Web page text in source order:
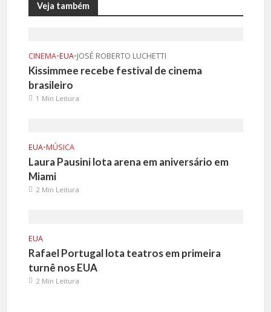
Veja também
CINEMA•EUA•JOSÉ ROBERTO LUCHETTI
Kissimmee recebe festival de cinema
brasileiro
1 Min Leitura
EUA•MÚSICA
Laura Pausini lota arena em aniversário em
Miami
2 Min Leitura
EUA
Rafael Portugal lota teatros em primeira
turnê nos EUA
2 Min Leitura